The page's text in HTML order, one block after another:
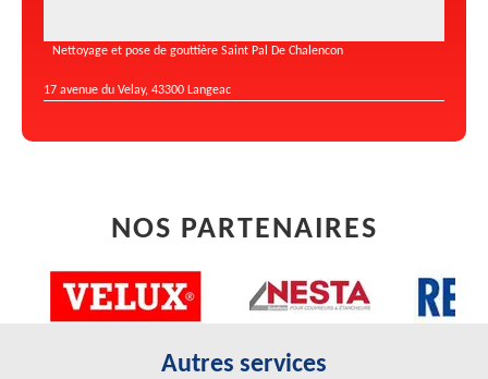
Nettoyage et pose de gouttière Saint Pal De Chalencon
17 avenue du Velay, 43300 Langeac
NOS PARTENAIRES
Autres services